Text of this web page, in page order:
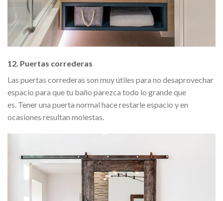
12. Puertas correderas
Las puertas correderas son muy útiles para no desaprovechar
espacio para que tu baño parezca todo lo grande que
es. Tener una puerta normal hace restarle espacio y en
ocasiones resultan molestas.